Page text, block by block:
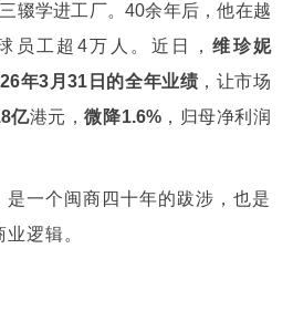
辍学进工厂。40余年后，他在越
员工超4万人。近日，维珍妮
年3月31日的全年业绩，让市场
亿港元，微降1.6%，归母净利润
是一个闽商四十年的跋涉，也是
逻辑。